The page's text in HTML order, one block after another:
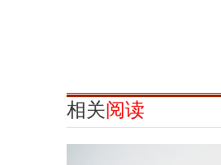
相关阅读